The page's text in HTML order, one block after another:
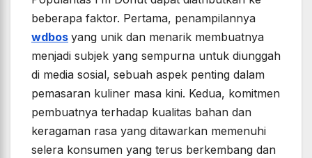
beberapa faktor. Pertama, penampilannya
wdbos yang unik dan menarik membuatnya
menjadi subjek yang sempurna untuk diunggah
di media sosial, sebuah aspek penting dalam
pemasaran kuliner masa kini. Kedua, komitmen
pembuatnya terhadap kualitas bahan dan
keragaman rasa yang ditawarkan memenuhi
selera konsumen yang terus berkembang dan